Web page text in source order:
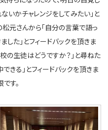
いかチャレンジをしてみたい」と
元さんから「自分の言葉で語っ
した」とフィードバックを頂きま
の生徒はどうですか？」と尋ねた
きる」とフィードバックを頂きま
す。